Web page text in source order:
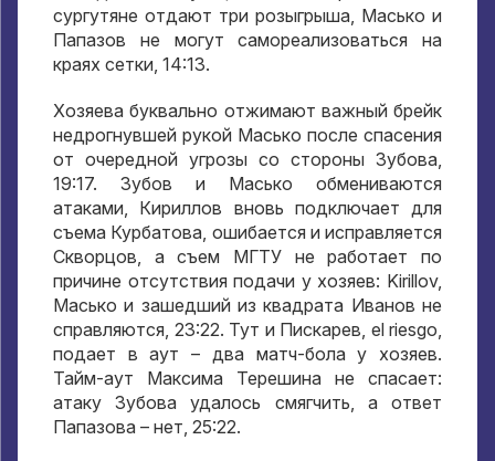
сургутяне отдают три розыгрыша, Масько и
Папазов не могут самореализоваться на
краях сетки, 14:13.
Хозяева буквально отжимают важный брейк
недрогнувшей рукой Масько после спасения
от очередной угрозы со стороны Зубова,
19:17. Зубов и Масько обмениваются
атаками, Кириллов вновь подключает для
съема Курбатова, ошибается и исправляется
Скворцов, а съем МГТУ не работает по
причине отсутствия подачи у хозяев: Kirillov,
Масько и зашедший из квадрата Иванов не
справляются, 23:22. Тут и Пискарев, el riesgo,
подает в аут – два матч-бола у хозяев.
Тайм-аут Максима Терешина не спасает:
атаку Зубова удалось смягчить, а ответ
Папазова – нет, 25:22.